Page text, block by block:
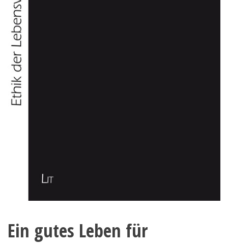
Ein gutes Leben für